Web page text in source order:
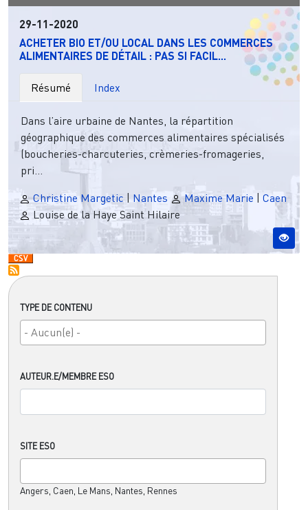
TYPE DE CONTENU
AUTEUR.E/MEMBRE ESO
SITE ESO
Angers, Caen, Le Mans, Nantes, Rennes
29-11-2020
ACHETER BIO ET/OU LOCAL DANS LES COMMERCES
ALIMENTAIRES DE DÉTAIL : PAS SI FACIL...
Résumé Index
Dans l’aire urbaine de Nantes, la répartition
géographique des commerces alimentaires spécialisés
(boucheries-charcuteries, crèmeries-fromageries,
pri...
Christine Margetic| Nantes Maxime Marie
Caen
Louise de la Haye Saint Hilaire